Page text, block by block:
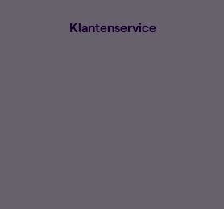
Klantenservice